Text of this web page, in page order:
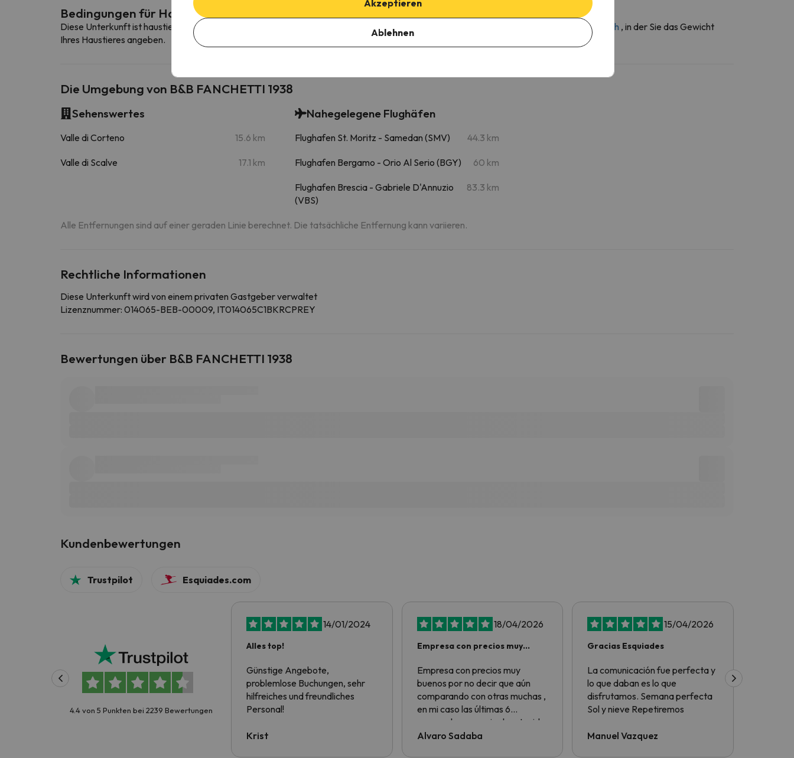
Bedingungen für Haustiere
Diese Unterkunft ist haustierfreundlich. Um die Bedingungen einzusehen, senden Sie uns unbedingt eine Nachricht über den Kontaktbereich , in der Sie das Gewicht
Ihres Haustieres angeben.
Die Umgebung von B&B FANCHETTI 1938
Sehenswertes
Valle di Corteno 15.6 km
Valle di Scalve 17.1 km
Nahegelegene Flughäfen
Flughafen St. Moritz - Samedan (SMV) 44.3 km
Flughafen Bergamo - Orio Al Serio (BGY) 60 km
Flughafen Brescia - Gabriele D'Annuzio
(VBS)
83.3 km
Alle Entfernungen sind auf einer geraden Linie berechnet. Die tatsächliche Entfernung kann variieren.
Rechtliche Informationen
Diese Unterkunft wird von einem privaten Gastgeber verwaltet
Lizenznummer: 014065-BEB-00009, IT014065C1BKRCPREY
Bewertungen über B&B FANCHETTI 1938
Kundenbewertungen
Trustpilot Esquiades.com
4.4 von 5 Punkten bei 2239 Bewertungen
14/01/2024
Alles top!
Günstige Angebote,
problemlose Buchungen, sehr
hilfreiches und freundliches
Personal!
Krist
18/04/2026
Empresa con precios muy
Empresa con precios muy
buenos por no decir que aún
comparando con otras muchas ,
en mi caso las últimas 6
escapadas a esquiar han tenido
los precios más baratos de
Alvaro Sadaba
15/04/2026
Gracias Esquiades
La comunicación fue perfecta y
lo que daban es lo que
disfrutamos. Semana perfecta
Sol y nieve Repetiremos
Manuel Vazquez
Akzeptieren
Ablehnen